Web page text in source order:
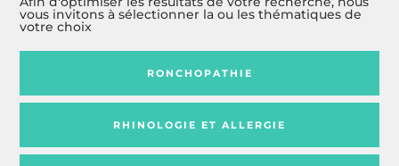
vous invitons à sélectionner la ou les thématiques de
votre choix
RONCHOPATHIE
RHINOLOGIE ET ALLERGIE